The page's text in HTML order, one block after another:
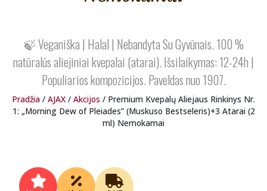
🍃 Veganiška | Halal | Nebandyta Su Gyvūnais. 100 %
natūralūs aliejiniai kvepalai (atarai). Išsilaikymas: 12-24h |
Populiarios kompozicijos. Paveldas nuo 1907.
Pradžia / AJAX / Akcijos / Premium Kvepalų Aliejaus Rinkinys Nr.
1: „Morning Dew of Pleiades” (Muskuso Bestseleris)+3 Atarai (2
ml) Nemokamai